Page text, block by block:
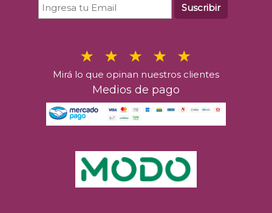
Suscribir
Mirá lo que opinan nuestros clientes
Medios de pago